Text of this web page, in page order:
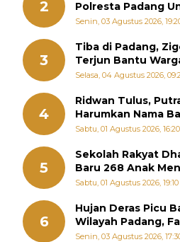
2
Polresta Padang
Sebenarnya
Senin, 03 Agustus 2026,
3
Tiba di Padang,
Terjun Bantu
Selasa, 04 Agustus 2026,
4
Ridwan Tulus,
Harumkan Nama
Diabadikan dalam
Sabtu, 01 Agustus 2026,
5
Sekolah Rakyat
Baru 268 Anak
Memutus Rantai
Sabtu, 01 Agustus 2026,
6
Hujan Deras Picu
Wilayah Padang,
Perintahkan OPD
Senin, 03 Agustus 2026,